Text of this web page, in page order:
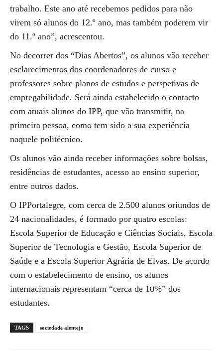
trabalho. Este ano até recebemos pedidos para não
virem só alunos do 12.º ano, mas também poderem vir
do 11.º ano”, acrescentou.
No decorrer dos “Dias Abertos”, os alunos vão receber
esclarecimentos dos coordenadores de curso e
professores sobre planos de estudos e perspetivas de
empregabilidade. Será ainda estabelecido o contacto
com atuais alunos do IPP, que vão transmitir, na
primeira pessoa, como tem sido a sua experiência
naquele politécnico.
Os alunos vão ainda receber informações sobre bolsas,
residências de estudantes, acesso ao ensino superior,
entre outros dados.
O IPPortalegre, com cerca de 2.500 alunos oriundos de
24 nacionalidades, é formado por quatro escolas:
Escola Superior de Educação e Ciências Sociais, Escola
Superior de Tecnologia e Gestão, Escola Superior de
Saúde e a Escola Superior Agrária de Elvas. De acordo
com o estabelecimento de ensino, os alunos
internacionais representam “cerca de 10%” dos
estudantes.
TAGS sociedade alentejo